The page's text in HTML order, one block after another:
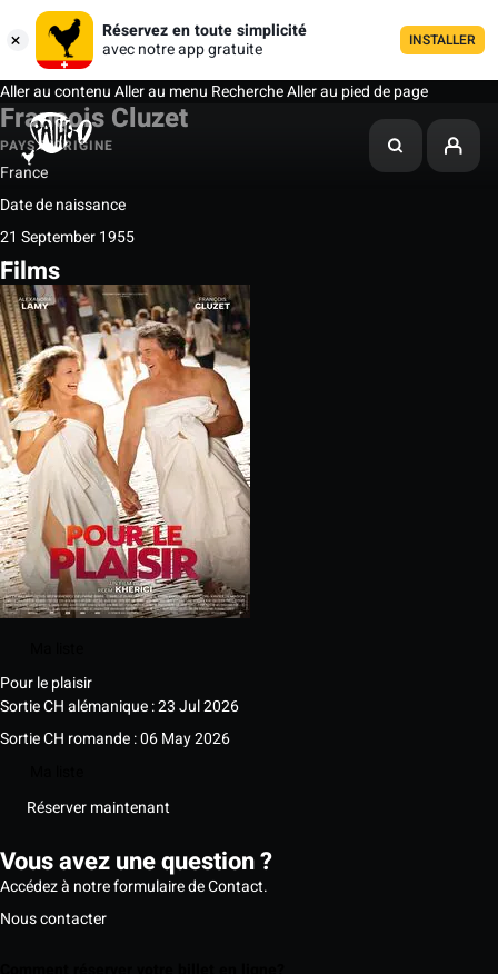
Réservez en toute simplicité
avec notre app gratuite
INSTALLER
Aller au contenuAller au menu RechercheAller au pied de page
François Cluzet
PAYS D'ORIGINE
France
Date de naissance
21 September 1955
Films
Pour le plaisir
Sortie CH alémanique : 23 Jul 2026
Sortie CH romande : 06 May 2026
Réserver maintenant
Vous avez une question ?
Accédez à notre formulaire de Contact.
Nous contacter